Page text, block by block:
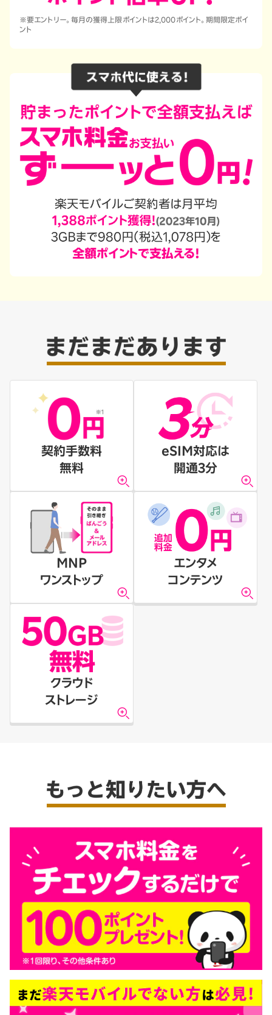
※要エントリー。毎月の獲得上限ポイントは2,000ポイント。期間限定ポイ
ント
契約手数料
無料
eSIM対応は
開通3分
MNP
ワンストップ
エンタメ
コンテンツ
クラウド
ストレージ